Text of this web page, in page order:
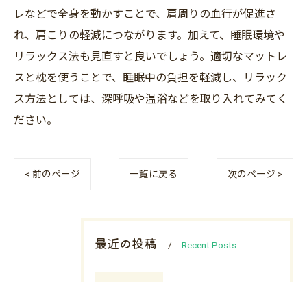
レなどで全身を動かすことで、肩周りの血行が促進さ
れ、肩こりの軽減につながります。加えて、睡眠環境や
リラックス法も見直すと良いでしょう。適切なマットレ
スと枕を使うことで、睡眠中の負担を軽減し、リラック
ス方法としては、深呼吸や温浴などを取り入れてみてく
ださい。
< 前のページ 一覧に戻る 次のページ >
最近の投稿 Recent Posts